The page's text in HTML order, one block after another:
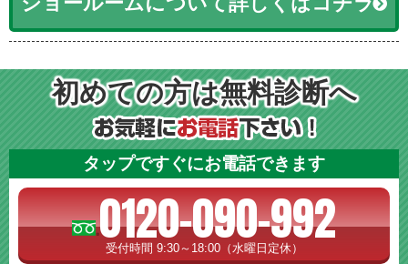
初めての方は無料診断へ
タップですぐにお電話できます
0120-090-992
受付時間 9:30～18:00（水曜日定休）